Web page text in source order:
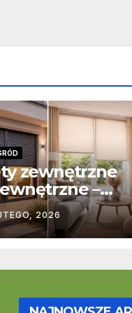
zewnętrzne
–
i
2026